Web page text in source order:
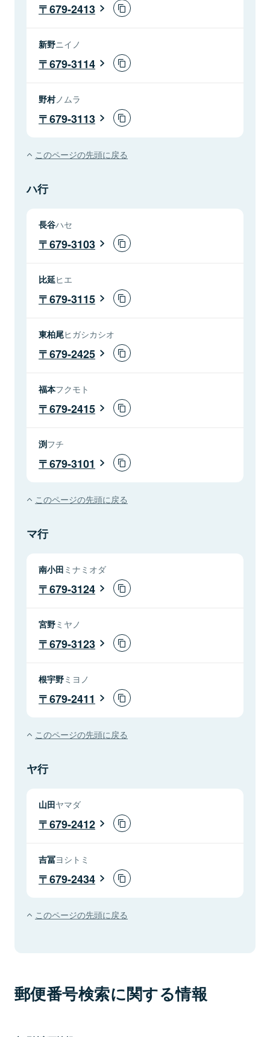
679-2413
新野ニイノ
679-3114
野村ノムラ
679-3113
このページの先頭に戻る
ハ行
長谷ハセ
679-3103
比延ヒエ
679-3115
東柏尾ヒガシカシオ
679-2425
福本フクモト
679-2415
渕フチ
679-3101
このページの先頭に戻る
マ行
南小田 ミナミオダ
679-3124
宮野ミヤノ
679-3123
根宇野ミヨノ
679-2411
このページの先頭に戻る
ヤ行
山田ヤマダ
679-2412
吉冨ヨシトミ
679-2434
このページの先頭に戻る
郵便番号検索に関する情報